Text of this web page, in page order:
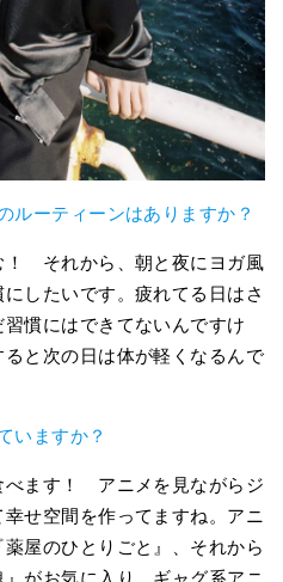
ーティーンはありますか？
！ それから、朝と夜にヨガ風
したいです。疲れてる日はさ
慣にはできてないんですけ
と次の日は体が軽くなるんで
いますか？
べます！ アニメを見ながらジ
せ空間を作ってますね。アニ
屋のひとりごと』、それから
がお気に入り。ギャグ系アニ